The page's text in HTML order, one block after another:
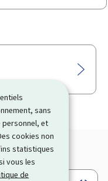
sans
personnel, et
cookies non
statistiques
vous les
de